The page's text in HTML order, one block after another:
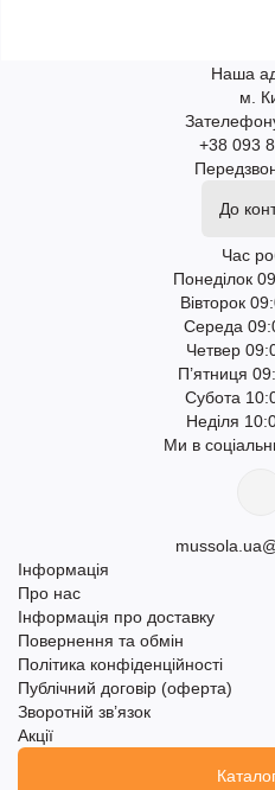
Наша
м.
+38 093
До
Час
Понеділок
Вівторок
Середа
Четвер
П’ятниця
Субота
Неділя
Ми в
Інформація
Про нас
Інформація про доставку
Повернення та обмін
Політика конфіденційності
Публічний договір (оферта)
Зворотній зв’язок
Акції